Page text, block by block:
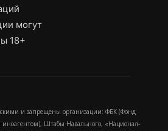
могут
18+
и запрещены организации: ФБК (Фонд
Штабы Навального, «Национал-